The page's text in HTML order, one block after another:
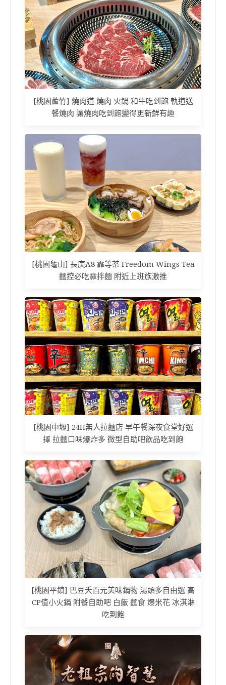
[桃園蘆竹] 燒肉道 燒肉 火鍋 和牛吃到飽 軌道送
餐燒肉 讓燒肉吃到飽變得更新鮮有趣
[桃園龜山] 長庚A8 霏等茶 Freedom Wings Tea
麵控必吃霏拌麵 附近上班族激推
[桃園中壢] 24H無人拉麵店 早午餐深夜食堂好選
擇 拉麵口味爆炸多 微型自助吧飲品吃到飽
[桃園平鎮] 巴豆夭百元美味鍋物 湯頭多自由選 高
CP值小火鍋 附餐自助吧 白飯 麵食 爆米花 冰淇淋
吃到飽